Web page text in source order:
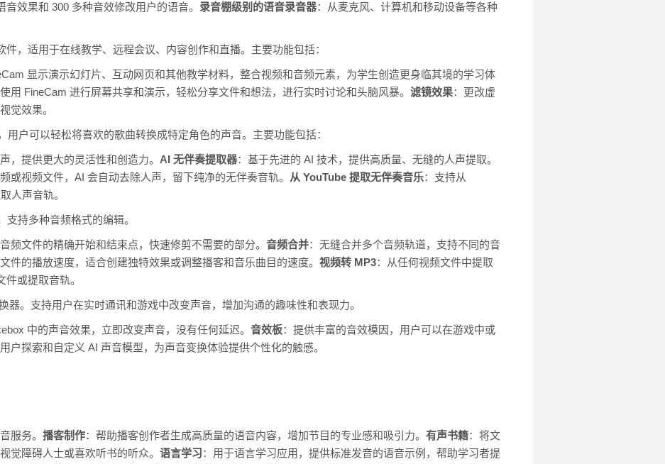
音效果和 300 多种音效修改用户的语音。 录音棚级别的语音录音器：从麦克风、计算机和移动设备等各种
件，适用于在线教学、远程会议、内容创作和直播。主要功能包括：
显示演示幻灯片、互动网页和其他教学材料，整合视频和音频元素，为学生创造更身临其境的学习体
用 FineCam 进行屏幕共享和演示，轻松分享文件和想法，进行实时讨论和头脑风暴。 滤镜效果：更改虚
觉效果。
用户可以轻松将喜欢的歌曲转换成特定角色的声音。主要功能包括：
，提供更大的灵活性和创造力。 AI 无伴奏提取器：基于先进的 AI 技术，提供高质量、无缝的人声提取。
或视频文件，AI 会自动去除人声，留下纯净的无伴奏音轨。 从 YouTube 提取无伴奏音乐：支持从
人声音轨。
支持多种音频格式的编辑。
频文件的精确开始和结束点，快速修剪不需要的部分。 音频合并：无缝合并多个音频轨道，支持不同的音
件的播放速度，适合创建独特效果或调整播客和音乐曲目的速度。 视频转 MP3：从任何视频文件中提取
或提取音轨。
器。支持用户在实时通讯和游戏中改变声音，增加沟通的趣味性和表现力。
中的声音效果，立即改变声音，没有任何延迟。 音效板：提供丰富的音效模因，用户可以在游戏中或
户探索和自定义 AI 声音模型，为声音变换体验提供个性化的触感。
服务。 播客制作：帮助播客创作者生成高质量的语音内容，增加节目的专业感和吸引力。 有声书籍：将文
觉障碍人士或喜欢听书的听众。 语言学习：用于语言学习应用，提供标准发音的语音示例，帮助学习者提